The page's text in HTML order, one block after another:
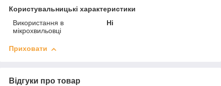
Користувальницькі характеристики
Використання в
мікрохвильовці
Ні
Приховати
Відгуки про товар